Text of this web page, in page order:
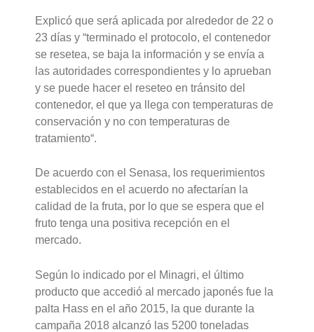
Explicó que será aplicada por alrededor de 22 o
23 días y “terminado el protocolo, el contenedor
se resetea, se baja la información y se envía a
las autoridades correspondientes y lo aprueban
y se puede hacer el reseteo en tránsito del
contenedor, el que ya llega con temperaturas de
conservación y no con temperaturas de
tratamiento“.
De acuerdo con el Senasa, los requerimientos
establecidos en el acuerdo no afectarían la
calidad de la fruta, por lo que se espera que el
fruto tenga una positiva recepción en el
mercado.
Según lo indicado por el Minagri, el último
producto que accedió al mercado japonés fue la
palta Hass en el año 2015, la que durante la
campaña 2018 alcanzó las 5200 toneladas